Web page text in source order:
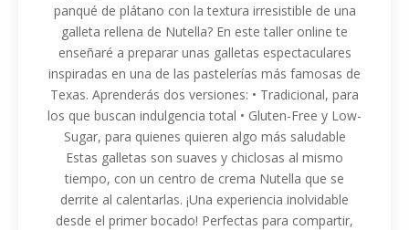
panqué de plátano con la textura irresistible de una
galleta rellena de Nutella? En este taller online te
enseñaré a preparar unas galletas espectaculares
inspiradas en una de las pastelerías más famosas de
Texas. Aprenderás dos versiones: • Tradicional, para
los que buscan indulgencia total • Gluten-Free y Low-
Sugar, para quienes quieren algo más saludable
Estas galletas son suaves y chiclosas al mismo
tiempo, con un centro de crema Nutella que se
derrite al calentarlas. ¡Una experiencia inolvidable
desde el primer bocado! Perfectas para compartir,